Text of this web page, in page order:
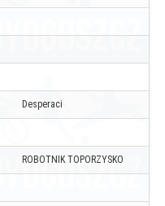
Desperaci
ROBOTNIK TOPORZYSKO